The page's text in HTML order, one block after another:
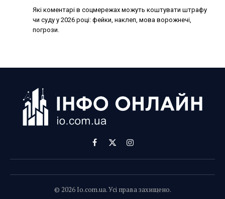
Які коментарі в соцмережах можуть коштувати штрафу
чи суду у 2026 році: фейки, наклеп, мова ворожнечі,
погрози.
Facebook
X
(Twitter)
Instagram
© 2026 Io.com.ua. Усі права захищено.